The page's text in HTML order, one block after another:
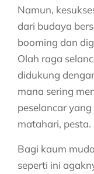
Namun,
dari budaya
booming dan
Olah raga
didukung
mana sering
peselancar
matahari, pesta.
Bagi kaum
seperti ini